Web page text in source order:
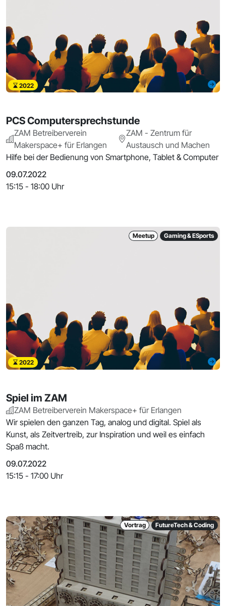
2022
PCS Computersprechstunde
ZAM Betreiberverein
Makerspace+ für Erlangen
ZAM - Zentrum für
Austausch und Machen
Hilfe bei der Bedienung von Smartphone, Tablet & Computer
09.07.2022
15:15 - 18:00 Uhr
Meetup Gaming & ESports
2022
Spiel im ZAM
ZAM Betreiberverein Makerspace+ für Erlangen
Wir spielen den ganzen Tag, analog und digital. Spiel als
Kunst, als Zeitvertreib, zur Inspiration und weil es einfach
Spaß macht.
09.07.2022
15:15 - 17:00 Uhr
Vortrag FutureTech & Coding